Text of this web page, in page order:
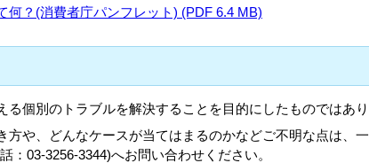
何？(消費者庁パンフレット) (PDF 6.4 MB)
る個別のトラブルを解決することを目的にしたものではあり
方や、どんなケースが当てはまるのかなどご不明な点は、
：03-3256-3344)へお問い合わせください。